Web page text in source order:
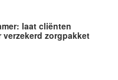
laat cliënten
verzekerd zorgpakket